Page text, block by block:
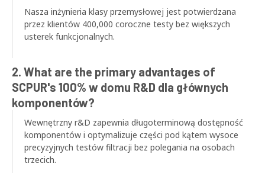
Nasza inżynieria klasy przemysłowej jest potwierdzana
przez klientów 400,000 coroczne testy bez większych
usterek funkcjonalnych.
2. What are the primary advantages of
SCPUR's 100% w domu R&D dla głównych
komponentów?
Wewnętrzny r&D zapewnia długoterminową dostępność
komponentów i optymalizuje części pod kątem wysoce
precyzyjnych testów filtracji bez polegania na osobach
trzecich.